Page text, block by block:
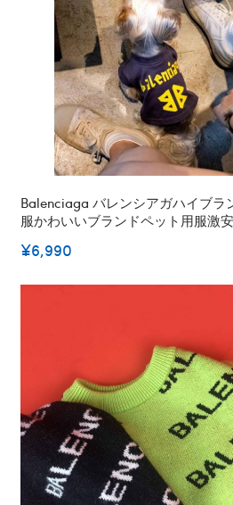
Balenciaga バレンシアガハイブラ
服かわいいブランドペット用服激
¥6,990